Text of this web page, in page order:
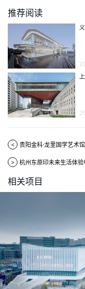
推荐阅读
< 贵阳金科·龙里国学艺术馆
> 杭州东原印未来生活体验
相关项目